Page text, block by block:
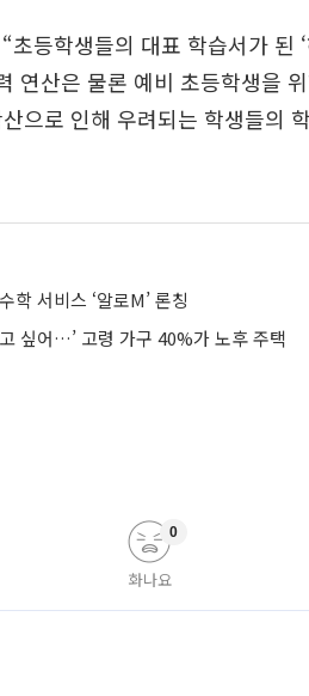
초등학생들의 대표 학습서가 된
연산은 물론 예비 초등학생을
으로 인해 우려되는 학생들의
학 서비스 ‘알로M’ 론칭
싶어…’ 고령 가구 40%가 노후 주택
화나요
0